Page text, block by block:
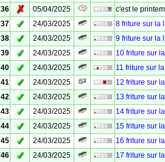
36
✗ 05/04/2025
c'est le
37
✓ 24/03/2025
8 friture sur la
38
✓ 24/03/2025
9 friture sur la
39
✓ 24/03/2025
10 friture sur
40
✓ 24/03/2025
11 friture sur
41
✓ 24/03/2025
12 friture sur
42
✓ 24/03/2025
13 friture sur
43
✓ 24/03/2025
14 friture sur
44
✓ 24/03/2025
15 friture sur
45
✓ 24/03/2025
16 friture sur
46
✓ 24/03/2025
17 friture sur